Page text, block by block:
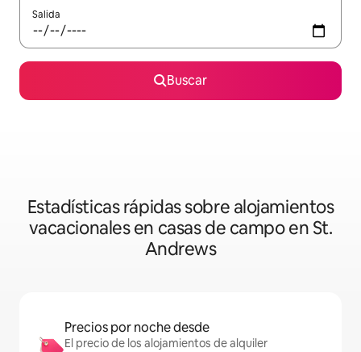
Salida
Buscar
Estadísticas rápidas sobre alojamientos
vacacionales en casas de campo en St.
Andrews
Precios por noche desde
El precio de los alojamientos de alquiler